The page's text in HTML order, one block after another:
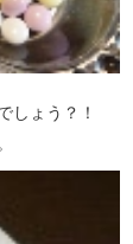
しょう？！